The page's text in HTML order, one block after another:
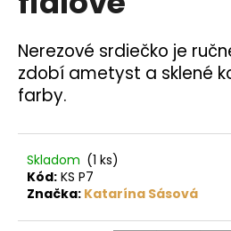
hviezdičiek.
Nerezové srdiečko je
zdobí ametyst a sklené
farby.
Skladom (1 ks)
Kód: KS P7
Značka: Katarína Sásová
O
d
p
ú